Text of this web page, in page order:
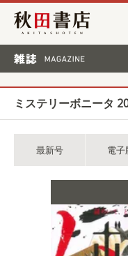
秋田書店
ミステリーボニータ
最新号 電子